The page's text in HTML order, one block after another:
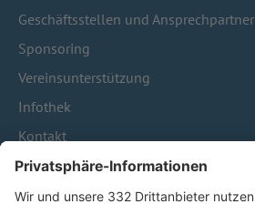
Geschäftsstellen und Ansprechpartner
Sponsoring
Vereinsunterstützung
Infothek
Kontakt
HÄUFIG BESUCHTE SEITEN